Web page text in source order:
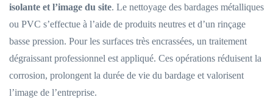
isolante et l’image du site. Le nettoyage des bardages métalliques
ou PVC s’effectue à l’aide de produits neutres et d’un rinçage
basse pression. Pour les surfaces très encrassées, un traitement
dégraissant professionnel est appliqué. Ces opérations réduisent la
corrosion, prolongent la durée de vie du bardage et valorisent
l’image de l’entreprise.